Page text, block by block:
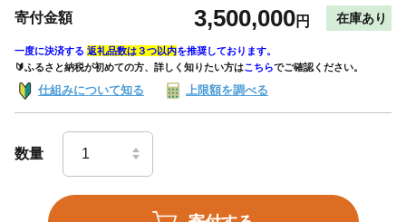
寄付金額 3,500,000円 在庫あり
一度に決済する 返礼品数は３つ以内を推奨しております。
🔰ふるさと納税が初めての方、詳しく知りたい方はこちらでご確認ください。
仕組みについて知る 上限額を調べる
数量